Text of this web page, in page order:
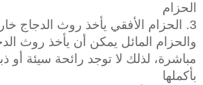
الحزام
3. الحزام الأفقي يأخذ روث الدجاج
والحزام المائل يمكن أن يأخذ روث
مباشرة، لذلك لا توجد رائحة سيئة أو
بأكملها